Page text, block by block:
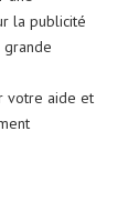
la publicité
grande
votre aide et